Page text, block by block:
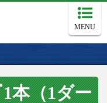
MENU
本（1ダー